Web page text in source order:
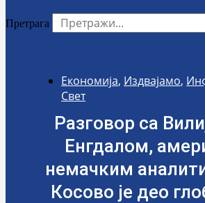
Претрага
Економија, Издвајамо,
Свет
Разговор са
Енгдалом,
немачким
Косово је део